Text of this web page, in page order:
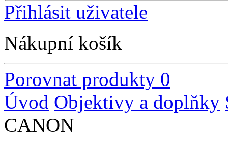
Přihlásit uživatele
Nákupní košík
Porovnat produkty 0
Úvod Objektivy a doplňky
CANON